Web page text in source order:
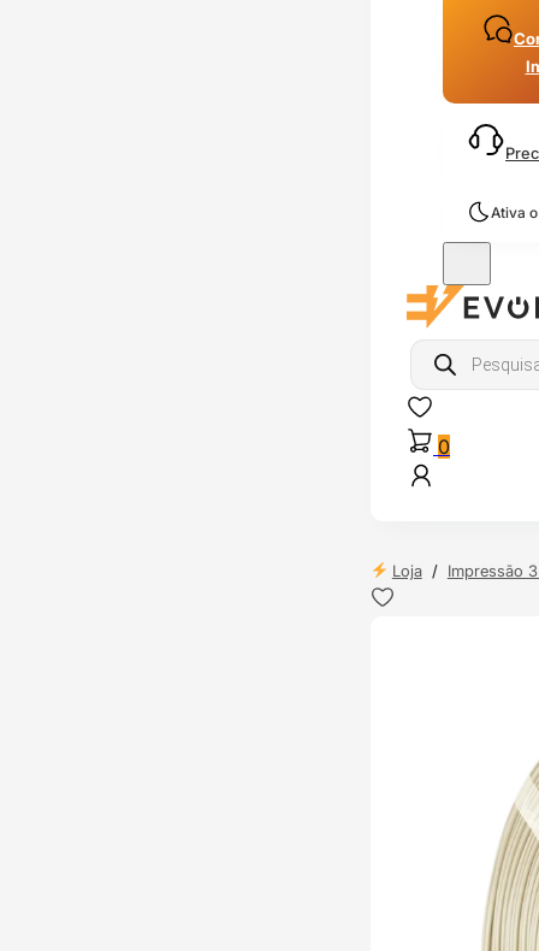
Ativa
Products
search
0
Loja / Impressão